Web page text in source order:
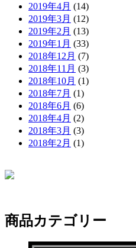
2019年4月 (14)
2019年3月 (12)
2019年2月 (13)
2019年1月 (33)
2018年12月 (7)
2018年11月 (3)
2018年10月 (1)
2018年7月 (1)
2018年6月 (6)
2018年4月 (2)
2018年3月 (3)
2018年2月 (1)
商品カテゴリー